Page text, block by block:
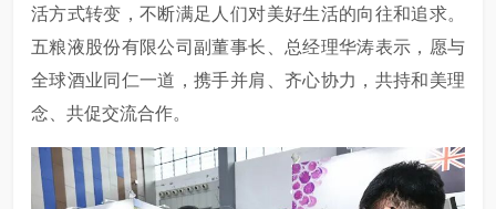
活方式转变，不断满足人们对美好生活的向往和追求。
五粮液股份有限公司副董事长、总经理华涛表示，愿与
全球酒业同仁一道，携手并肩、齐心协力，共持和美理
念、共促交流合作。